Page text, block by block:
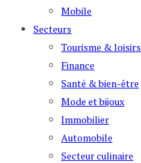
Mobile
Secteurs
Tourisme & loisirs
Finance
Santé & bien-être
Mode et bijoux
Immobilier
Automobile
Secteur culinaire